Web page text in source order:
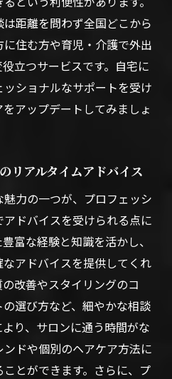
距離を問わず全国どこから
住む方や育児・介護で外出
立つサービスです。自宅に
ショナルなサポートを受け
アップデートしてみましょ
リアルタイムアドバイス
力の一つが、プロフェッシ
ドバイスを受けられる点に
富な経験と知識を活かし、
アドバイスを提供してくれ
改善やスタイリングのコ
選び方など、細やかな相談
り、サロンに通う時間がな
ドや個別のヘアケア方法に
とができます。さらに、プ